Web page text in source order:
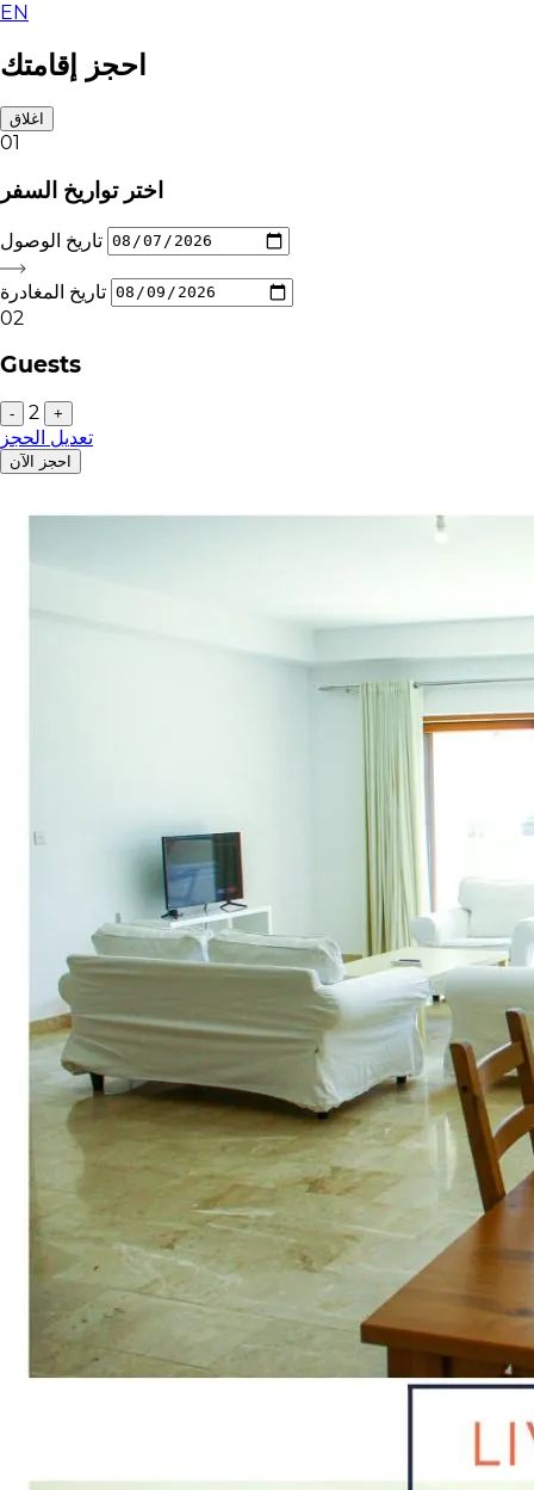
EN
احجز إقامتك
اغلاق
01
اختر تواريخ السفر
02
Guests
- 2 +
تعديل الحجز
احجز الآن